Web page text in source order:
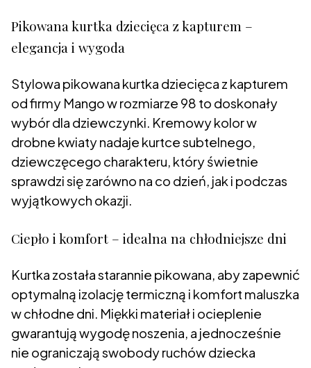
Pikowana kurtka dziecięca z kapturem –
elegancja i wygoda
Stylowa pikowana kurtka dziecięca z kapturem
od firmy Mango w rozmiarze 98 to doskonały
wybór dla dziewczynki. Kremowy kolor w
drobne kwiaty nadaje kurtce subtelnego,
dziewczęcego charakteru, który świetnie
sprawdzi się zarówno na co dzień, jak i podczas
wyjątkowych okazji.
Ciepło i komfort – idealna na chłodniejsze dni
Kurtka została starannie pikowana, aby zapewnić
optymalną izolację termiczną i komfort maluszka
w chłodne dni. Miękki materiał i ocieplenie
gwarantują wygodę noszenia, a jednocześnie
nie ograniczają swobody ruchów dziecka